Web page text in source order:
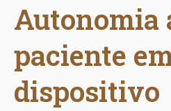
Autonomia
paciente
dispositivo